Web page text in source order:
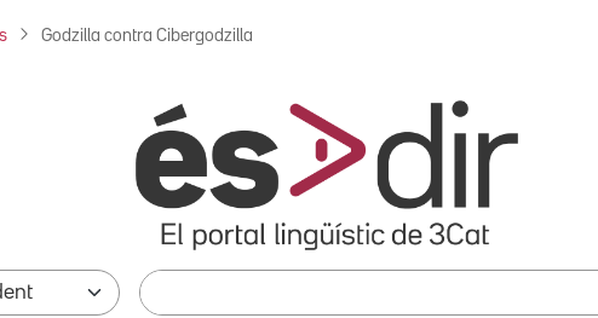
Godzilla contra Cibergodzilla